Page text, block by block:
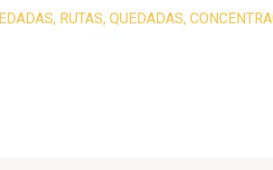
, RUTAS, QUEDADAS,